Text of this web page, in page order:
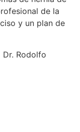
de la
y un plan de